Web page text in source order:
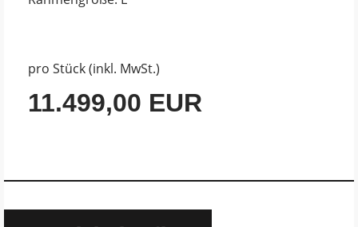
pro Stück (inkl. MwSt.)
11.499,00 EUR